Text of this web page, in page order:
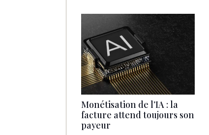
Monétisation de l’IA : la
facture attend toujours son
payeur